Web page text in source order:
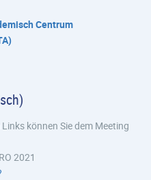
Centrum
können Sie dem Meeting
2021